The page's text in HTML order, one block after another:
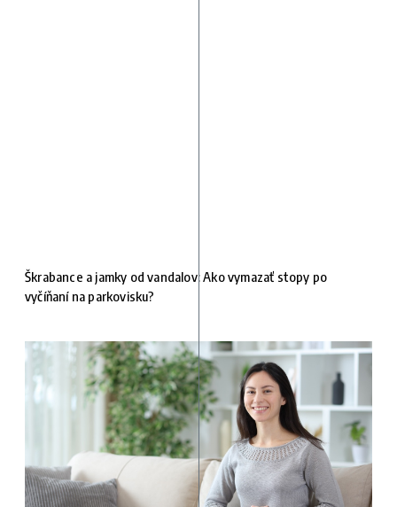
Škrabance a jamky od vandalov: Ako vymazať stopy po
vyčíňaní na parkovisku?